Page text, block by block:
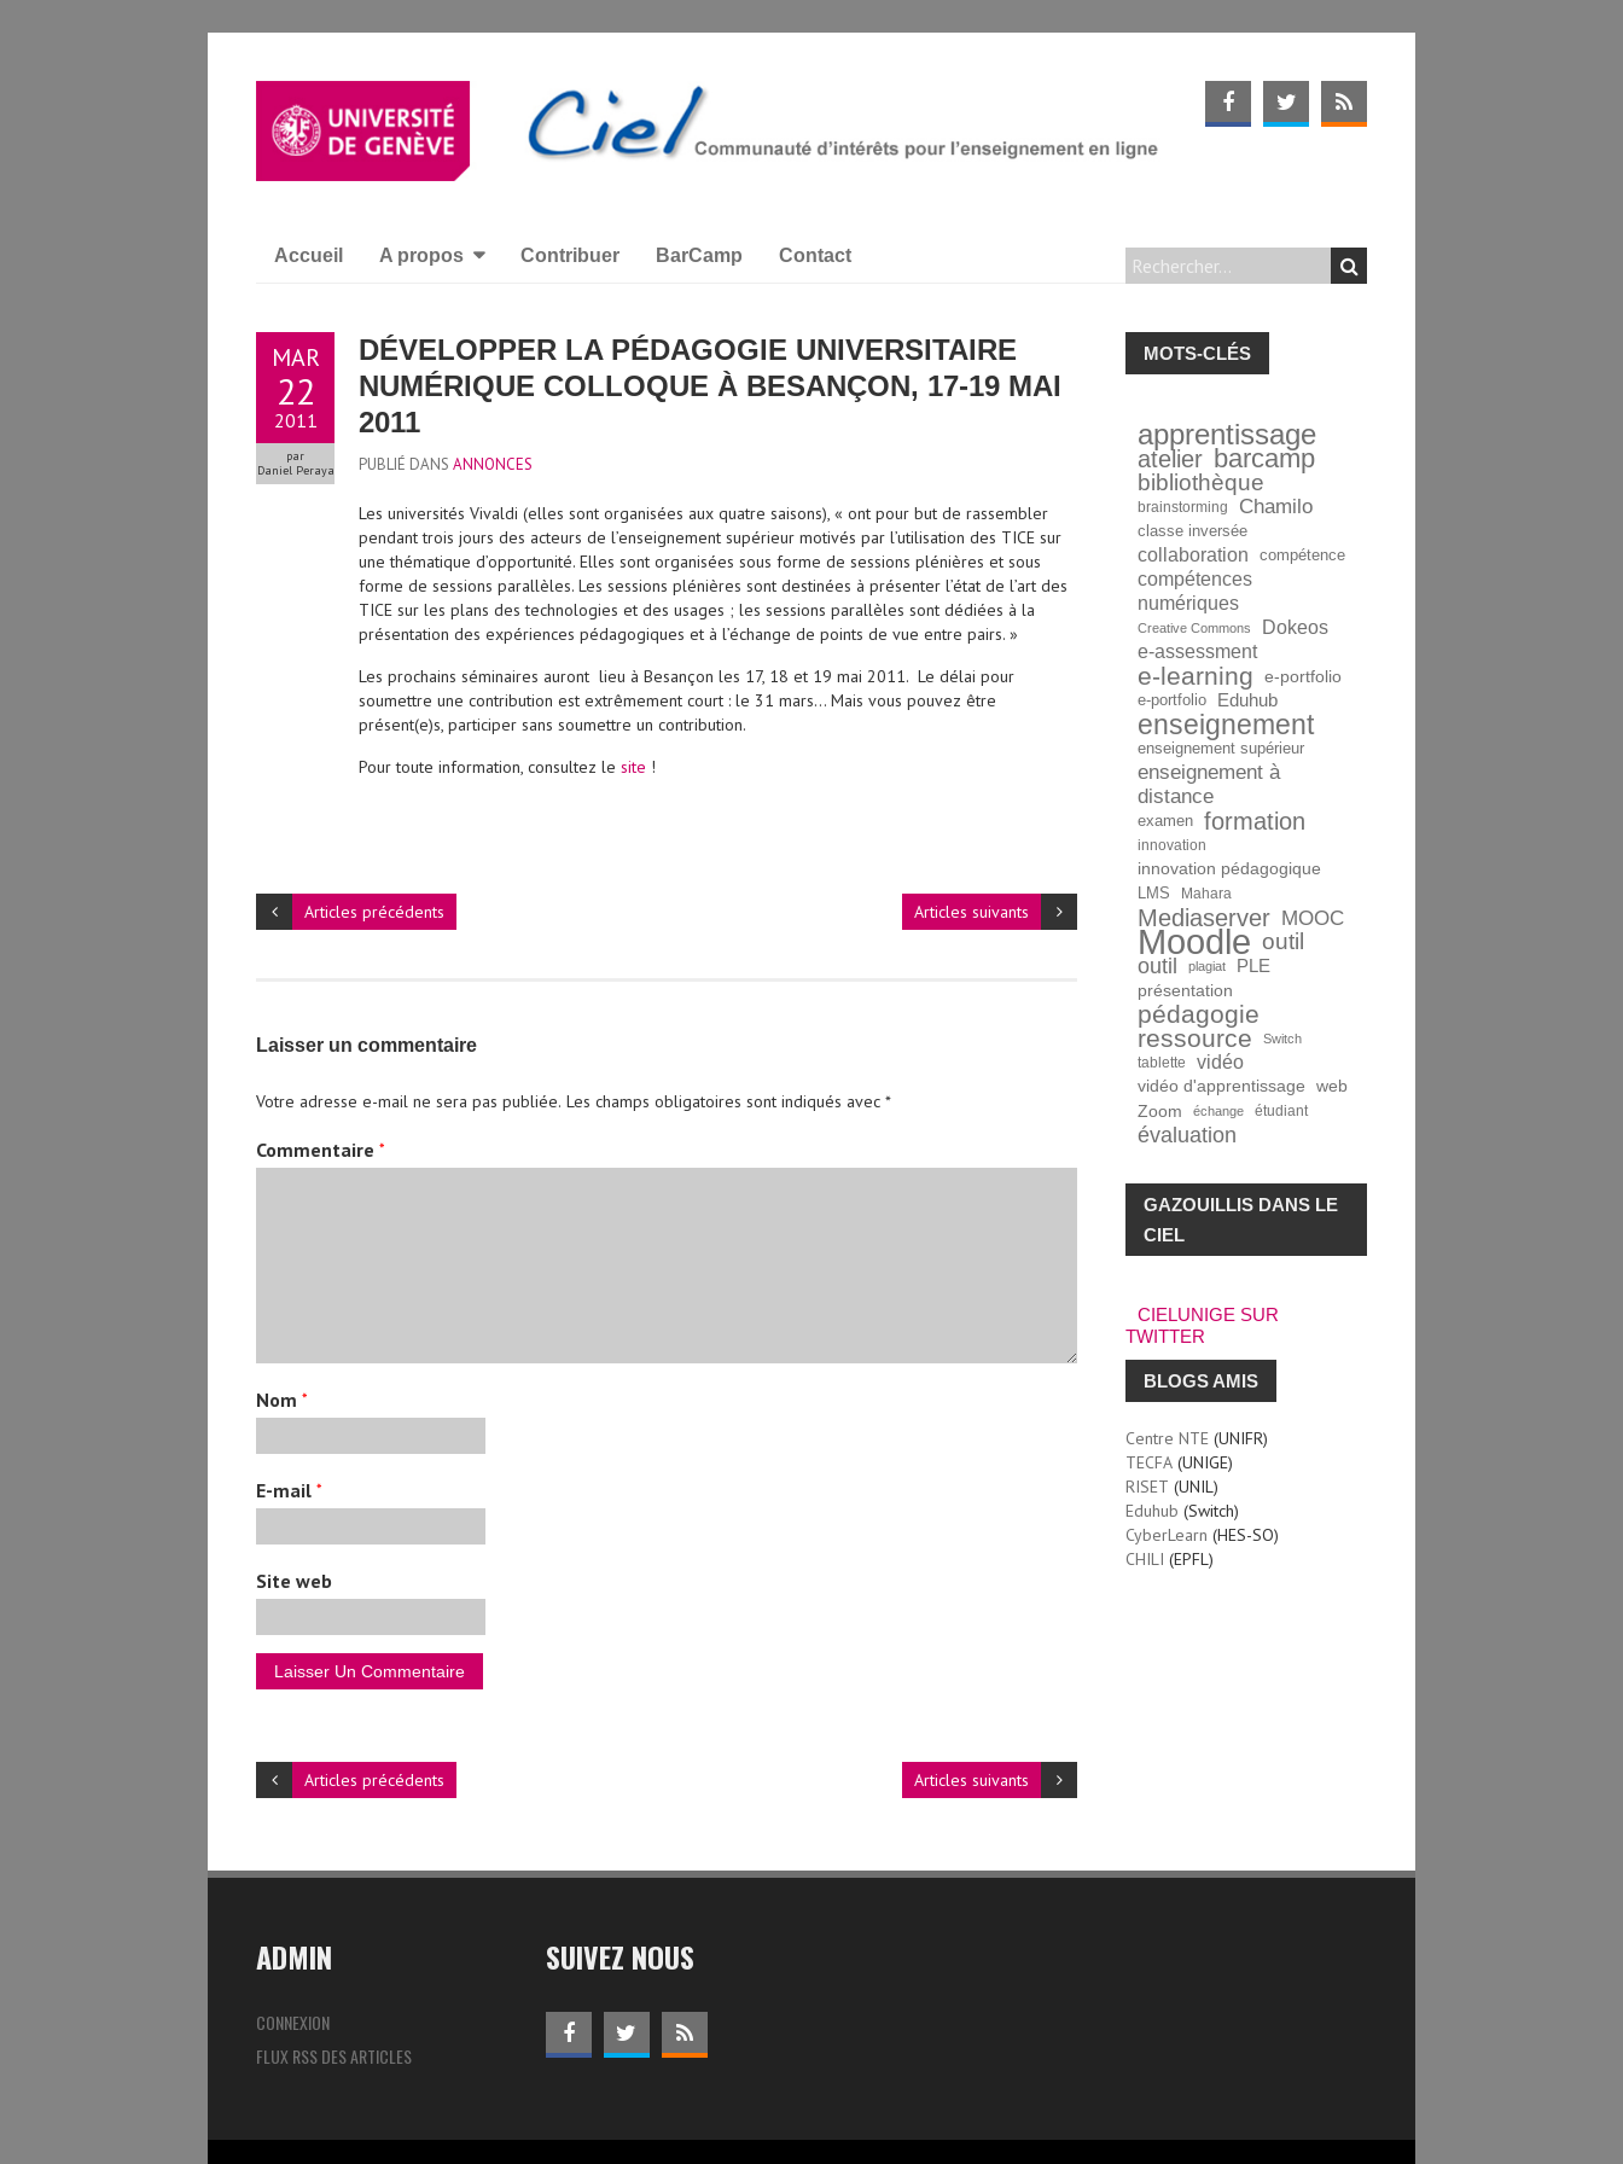
Accueil A propos Contribuer BarCamp Contact
MAR
22
2011
par
Daniel Peraya
DÉVELOPPER LA PÉDAGOGIE UNIVERSITAIRE
NUMÉRIQUE COLLOQUE À BESANÇON, 17-19 MAI
2011
PUBLIÉ DANS ANNONCES
Les universités Vivaldi (elles sont organisées aux quatre saisons), « ont pour but de rassembler
pendant trois jours des acteurs de l’enseignement supérieur motivés par l’utilisation des TICE sur
une thématique d’opportunité. Elles sont organisées sous forme de sessions plénières et sous
forme de sessions parallèles. Les sessions plénières sont destinées à présenter l’état de l’art des
TICE sur les plans des technologies et des usages ; les sessions parallèles sont dédiées à la
présentation des expériences pédagogiques et à l’échange de points de vue entre pairs. »
Les prochains séminaires auront lieu à Besançon les 17, 18 et 19 mai 2011. Le délai pour
soumettre une contribution est extrêmement court : le 31 mars… Mais vous pouvez être
présent(e)s, participer sans soumettre un contribution.
Pour toute information, consultez le site !
Articles suivants
Articles précédents
Laisser un commentaire
Votre adresse e-mail ne sera pas publiée. Les champs obligatoires sont indiqués avec *
Commentaire *
Nom *
E-mail *
Site web
Articles suivants
Articles précédents
MOTS-CLÉS
apprentissage
atelier barcamp
bibliothèque
brainstorming Chamilo
classe inversée
collaboration compétence
compétences
numériques
Creative Commons
Dokeos
e-assessment
e-learning e-portfolio
e-portfolio Eduhub
enseignement
enseignement supérieur
enseignement à
distance
examen formation
innovation
innovation pédagogique
LMS Mahara
Mediaserver MOOC
Moodle outil
outil plagiat PLE
présentation
pédagogie
ressource
Switch
tablette vidéo
vidéo d'apprentissage web
Zoom échange étudiant
évaluation
GAZOUILLIS DANS LE
CIEL
CIELUNIGE SUR
TWITTER
BLOGS AMIS
Centre NTE (UNIFR)
TECFA (UNIGE)
RISET (UNIL)
Eduhub (Switch)
CyberLearn (HES-SO)
CHILI (EPFL)
ADMIN
CONNEXION
FLUX RSS DES ARTICLES
SUIVEZ NOUS